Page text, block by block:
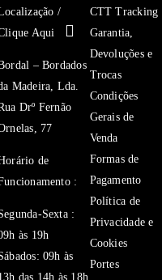
/
Aqui
– Bordados
Madeira, Lda.
Drº Fernão
77
de
:
Sexta :
às 19h
09h às
das 14h às 18h
CTT Tracking
Garantia,
Devoluções e
Trocas
Condições
Gerais de
Venda
Formas de
Pagamento
Política de
Privacidade e
Cookies
Portes